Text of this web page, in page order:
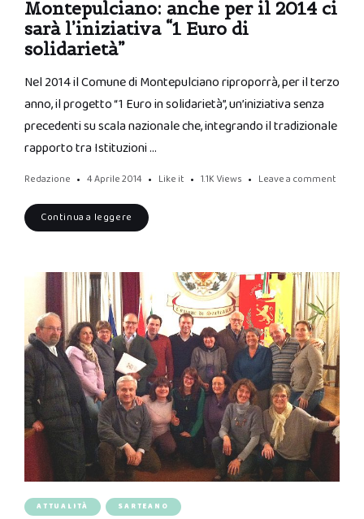
Montepulciano: anche per il 2014 ci
sarà l’iniziativa “1 Euro di
solidarietà”
Nel 2014 il Comune di Montepulciano riproporrà, per il terzo
anno, il progetto “1 Euro in solidarietà”, un’iniziativa senza
precedenti su scala nazionale che, integrando il tradizionale
rapporto tra Istituzioni …
Redazione 4 Aprile 2014 Like it 1.1K Views Leave a comment
Continua a leggere
ATTUALITÀ SARTEANO